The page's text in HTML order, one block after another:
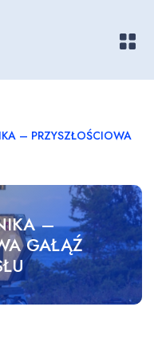
– PRZYSZŁOŚCIOWA
–
GAŁĄŹ